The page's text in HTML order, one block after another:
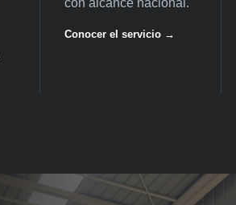
con alcance nacional.
Conocer el servicio →